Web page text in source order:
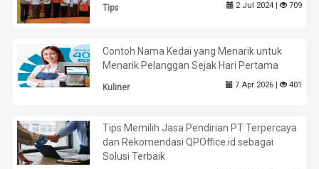
Tips 2 Jul 2024 | 709
Contoh Nama Kedai yang Menarik untuk
Menarik Pelanggan Sejak Hari Pertama
Kuliner 7 Apr 2026 | 401
Tips Memilih Jasa Pendirian PT Terpercaya
dan Rekomendasi QPOffice.id sebagai
Solusi Terbaik